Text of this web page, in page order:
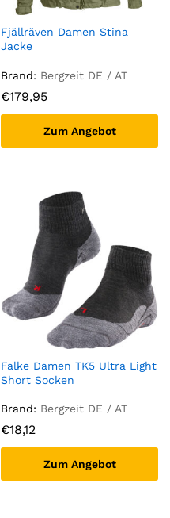
Fjällräven Damen Stina
Jacke
Brand: Bergzeit DE / AT
€179,95
Zum Angebot
Falke Damen TK5 Ultra Light
Short Socken
Brand: Bergzeit DE / AT
€18,12
Zum Angebot